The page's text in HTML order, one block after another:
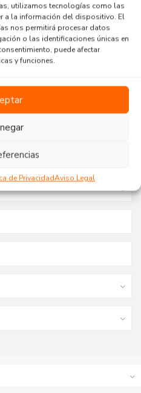
utilizamos tecnologías como las
a la información del dispositivo. El
nos permitirá procesar datos
o las identificaciones únicas en
puede afectar
y funciones.
de PrivacidadAviso Legal